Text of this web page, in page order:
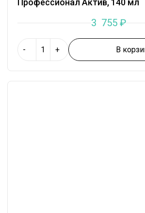
Профессионал Актив, 140 мл
3 755 ₽
- + В